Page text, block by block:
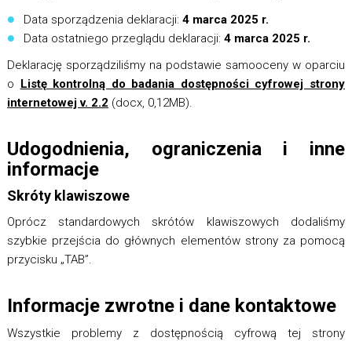
Data sporządzenia deklaracji:4 marca 2025 r.
Data ostatniego przeglądu deklaracji:4 marca 2025 r.
Deklarację sporządziliśmy na podstawie samooceny w oparciu
o Listę kontrolną do badania dostępności cyfrowej strony
internetowej v. 2.2 (docx, 0,12MB).
Udogodnienia, ograniczenia i inne
informacje
Skróty klawiszowe
Oprócz standardowych skrótów klawiszowych dodaliśmy
szybkie przejścia do głównych elementów strony za pomocą
przycisku „TAB”.
Informacje zwrotne i dane kontaktowe
Wszystkie problemy z dostępnością cyfrową tej strony